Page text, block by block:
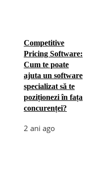
Competitive
Pricing Software:
Cum te poate
ajuta un software
specializat să te
poziționezi în fața
concurenței?
2 ani ago